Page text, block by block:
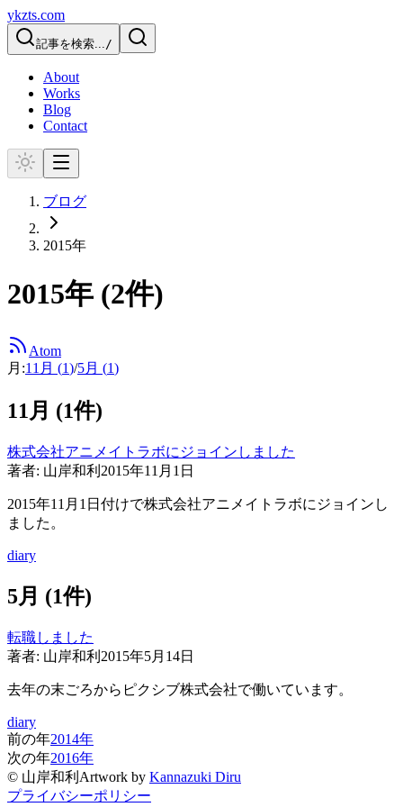
ykzts.com
記事を検索.../
About
Works
Blog
Contact
ブログ
2015年
2015年 (2件)
Atom
月:11 月 (1)/5月 (1)
11 月 (1件)
株式会社アニメイトラボにジョインしました
著者: 山岸和利 2015年11月1日
2015年11月1日付けで株式会社アニメイトラボにジョインし
ました。
diary
5月 (1件)
転職しました
著者: 山岸和利 2015年5月14日
去年の末ごろからピクシブ株式会社で働いています。
diary
前の年2014年
次の年2016年
© 山岸和利 Artwork by Kannazuki Diru
プライバシーポリシー